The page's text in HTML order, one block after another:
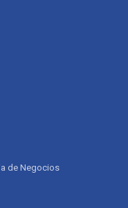
de Negocios